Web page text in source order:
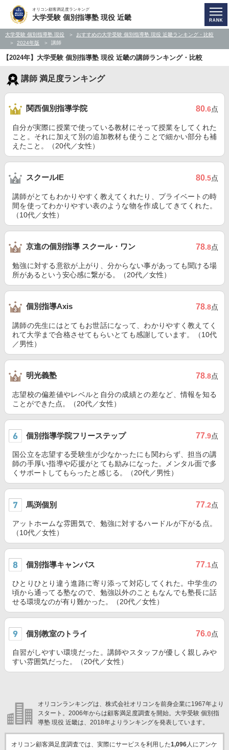
オリコン顧客満足度ランキング
大学受験 個別指導塾 現役 近畿
大学受験 個別指導塾 現役
おすすめの大学受験 個別指導塾 現役 近畿ランキング・比較
2024年版
講師
【2024年】大学受験 個別指導塾 現役 近畿の講師ランキング・比較
講師 満足度ランキング
関西個別指導学院 80.6点
自分が実際に授業で使っている教材にそって授業をしてくれた
こと。それに加えて別の追加教材も使うことで細かい部分も補
えたこと。（20代／女性）
スクールIE 80.5点
講師がとてもわかりやすく教えてくれたり、プライベートの時
間を使ってわかりやすい表のような物を作成してきてくれた。
（10代／女性）
京進の個別指導 スクール・ワン 78.8点
勉強に対する意欲が上がり、分からない事があっても聞ける場
所があるという安心感に繋がる。（20代／女性）
個別指導Axis 78.8点
講師の先生にはとてもお世話になって、わかりやすく教えてく
れて大学まで合格させてもらいとても感謝しています。（10代
／男性）
明光義塾 78.8点
志望校の偏差値やレベルと自分の成績との差など、情報を知る
ことができた点。（20代／女性）
個別指導学院フリーステップ 77.9点
国公立を志望する受験生が少なかったにも関わらず、担当の講
師の手厚い指導や応援がとても励みになった。メンタル面で多
くサポートしてもらったと感じる。（20代／男性）
馬渕個別 77.2点
アットホームな雰囲気で、勉強に対するハードルが下がる点。
（10代／女性）
個別指導キャンパス 77.1点
ひとりひとり違う進路に寄り添って対応してくれた。中学生の
頃から通ってる塾なので、勉強以外のこともなんでも塾長に話
せる環境なのが有り難かった。（20代／女性）
個別教室のトライ 76.0点
自習がしやすい環境だった。講師やスタッフが優しく親しみや
すい雰囲気だった。（20代／女性）
オリコンランキングは、株式会社オリコンを前身企業に1967年より
スタート。2006年からは顧客満足度調査を開始。大学受験 個別指
導塾 現役 近畿は、2018年よりランキングを発表しています。
オリコン顧客満足度調査では、実際にサービスを利用した1,096人にアンケ